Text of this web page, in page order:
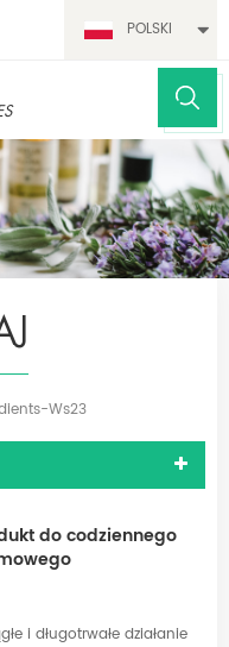
POLSKI
Ws23
do codziennego
i długotrwałe działanie